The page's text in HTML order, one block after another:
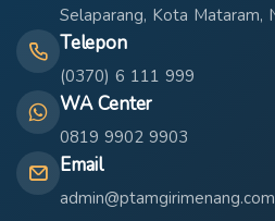
Selaparang, Kota Mataram,
Telepon
(0370) 6 111 999
WA Center
0819 9902 9903
Email
admin@ptamgirimenang.com